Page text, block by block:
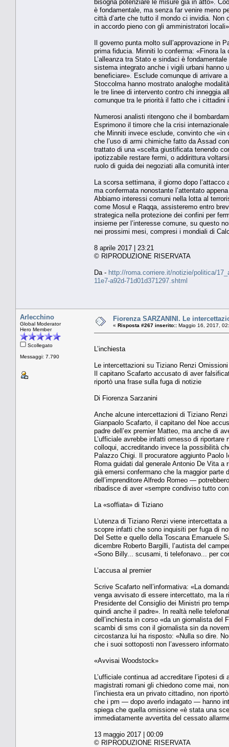
bisogna potenziare le misure già in atto».
è fondamentale, ma senza far venire meno
città d’arte che tutto il mondo ci invidia. Non
in accordo pieno con gli amministratori
Il governo punta molto sull’approvazione in
prima fiducia. Minniti lo conferma: «Finora
L’alleanza tra Stato e sindaci è
sistema integrato anche i vigili urbani hanno
beneficiare». Esclude comunque di arrivare
Stoccolma hanno mostrato analoghe
le tre linee di intervento contro chi inneggia
comunque tra le priorità il fatto che i
Numerosi analisti ritengono che il
Esprimono il timore che la crisi
che Minniti invece esclude, convinto che «in
che l’uso di armi chimiche fatto da Assad
trattato di una «scelta giustificata tenendo
ipotizzabile restare fermi, o addirittura
ruolo di guida dei negoziati alla comunità
La scorsa settimana, il giorno dopo
ma confermata nonostante l’attentato
Abbiamo interessi comuni nella lotta al
come Mosul e Raqqa, assisteremo entro
strategica nella protezione dei confini per
insieme per l’interesse comune, su questo
nei prossimi mesi, compresi i mondiali di
8 aprile 2017 | 23:21
© RIPRODUZIONE RISERVATA
Da - http://roma.corriere.it/notizie/politica/
11e7-a92d-71d01d371297.shtml
Arlecchino
Global Moderator
Hero Member
Scollegato
Messaggi: 7.790
Fiorenza SARZANINI. Le
« Risposta #267 inserito:: Maggio 16, 2017,
L’inchiesta
Le intercettazioni su Tiziano Renzi
Il capitano Scafarto accusato di aver
riportò una frase sulla fuga di notizie
Di Fiorenza Sarzanini
Anche alcune intercettazioni di Tiziano
Gianpaolo Scafarto, il capitano del Noe
padre dell’ex premier Matteo, ma anche di
L’ufficiale avrebbe infatti omesso di
colloqui, accreditando invece la possibilità
Palazzo Chigi. Il procuratore aggiunto
Roma guidati dal generale Antonio De Vita
già emersi confermano che la maggior
dell’imprenditore Alfredo Romeo —
ribadisce di aver «sempre condiviso tutto
La «soffiata» di Tiziano
L’utenza di Tiziano Renzi viene intercettata
scopre infatti che sono inquisiti per fuga di
Del Sette e quello della Toscana Emanuele
dicembre Roberto Bargilli, l’autista del
«Sono Billy... scusami, ti telefonavo... per
L’accusa al premier
Scrive Scafarto nell’informativa: «La
venga avvisato di essere intercettato, ma la
Presidente del Consiglio dei Ministri pro
quindi anche il padre». In realtà nelle
dell’inchiesta in corso «da un giornalista
scambi di sms con il giornalista sin da
circostanza lui ha risposto: «Nulla so dire.
che i suoi sottoposti non l’avessero
«Avvisai Woodstock»
L’ufficiale continua ad accreditare l’ipotesi
magistrati romani gli chiedono come mai,
l’inchiesta era un privato cittadino, non
che i pm — dopo averlo indagato — hanno
spiega che quella omissione «è stata una
immediatamente avvertita del cessato
13 maggio 2017 | 00:09
© RIPRODUZIONE RISERVATA